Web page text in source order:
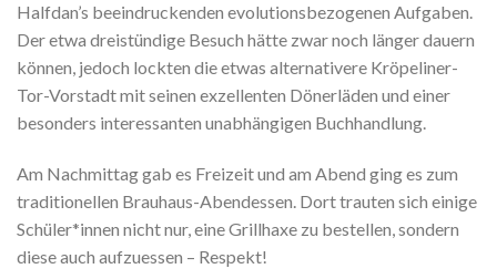
Halfdan’s beeindruckenden evolutionsbezogenen Aufgaben.
Der etwa dreistündige Besuch hätte zwar noch länger dauern
können, jedoch lockten die etwas alternativere Kröpeliner-
Tor-Vorstadt mit seinen exzellenten Dönerläden und einer
besonders interessanten unabhängigen Buchhandlung.
Am Nachmittag gab es Freizeit und am Abend ging es zum
traditionellen Brauhaus-Abendessen. Dort trauten sich einige
Schüler*innen nicht nur, eine Grillhaxe zu bestellen, sondern
diese auch aufzuessen – Respekt!